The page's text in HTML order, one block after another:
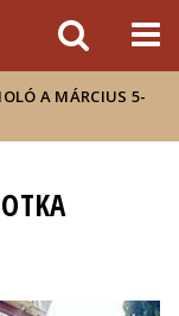
A MÁRCIUS 5-